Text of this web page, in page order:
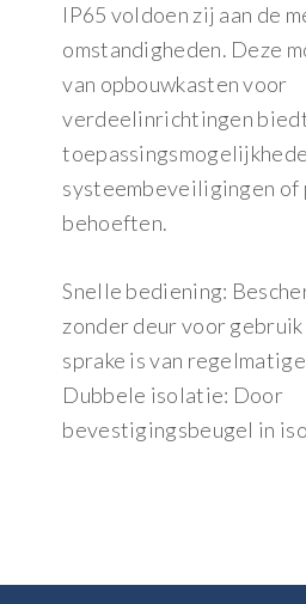
IP65 voldoen zij aan de
omstandigheden. Deze
van opbouwkasten voor
verdeelinrichtingen
systeembeveiligingen of
behoeften.
Snelle bediening:
zonder deur voor
sprake is van
Dubbele isolatie: Door
bevestigingsbeugel in